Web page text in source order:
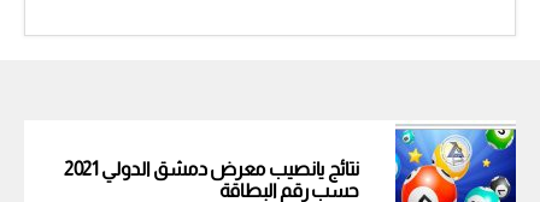
نتائج يانصيب معرض دمشق الدولي 2021
حسب رقم البطاقة